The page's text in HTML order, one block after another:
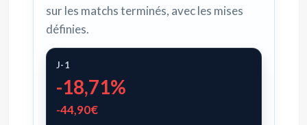
sur les matchs terminés, avec les mises
définies.
J-1
-18,71%
-44,90€